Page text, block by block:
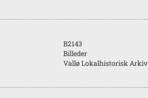
B2143
Billeder
Vallø Lokalhistorisk Arkiv